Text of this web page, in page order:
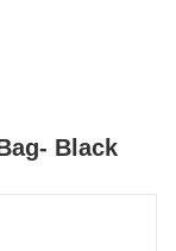
Black